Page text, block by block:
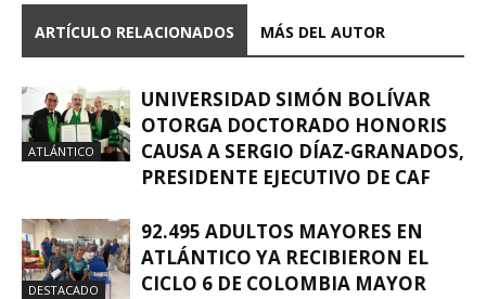
ARTÍCULO RELACIONADOS MÁS DEL AUTOR
ATLÁNTICO
UNIVERSIDAD SIMÓN BOLÍVAR
OTORGA DOCTORADO HONORIS
CAUSA A SERGIO DÍAZ-GRANADOS,
PRESIDENTE EJECUTIVO DE CAF
DESTACADO
92.495 ADULTOS MAYORES EN
ATLÁNTICO YA RECIBIERON EL
CICLO 6 DE COLOMBIA MAYOR